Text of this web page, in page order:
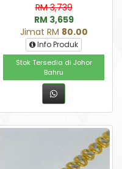
RM 3,739
RM 3,659
Jimat RM 80.00
Info Produk
Stok Tersedia di Johor
Bahru